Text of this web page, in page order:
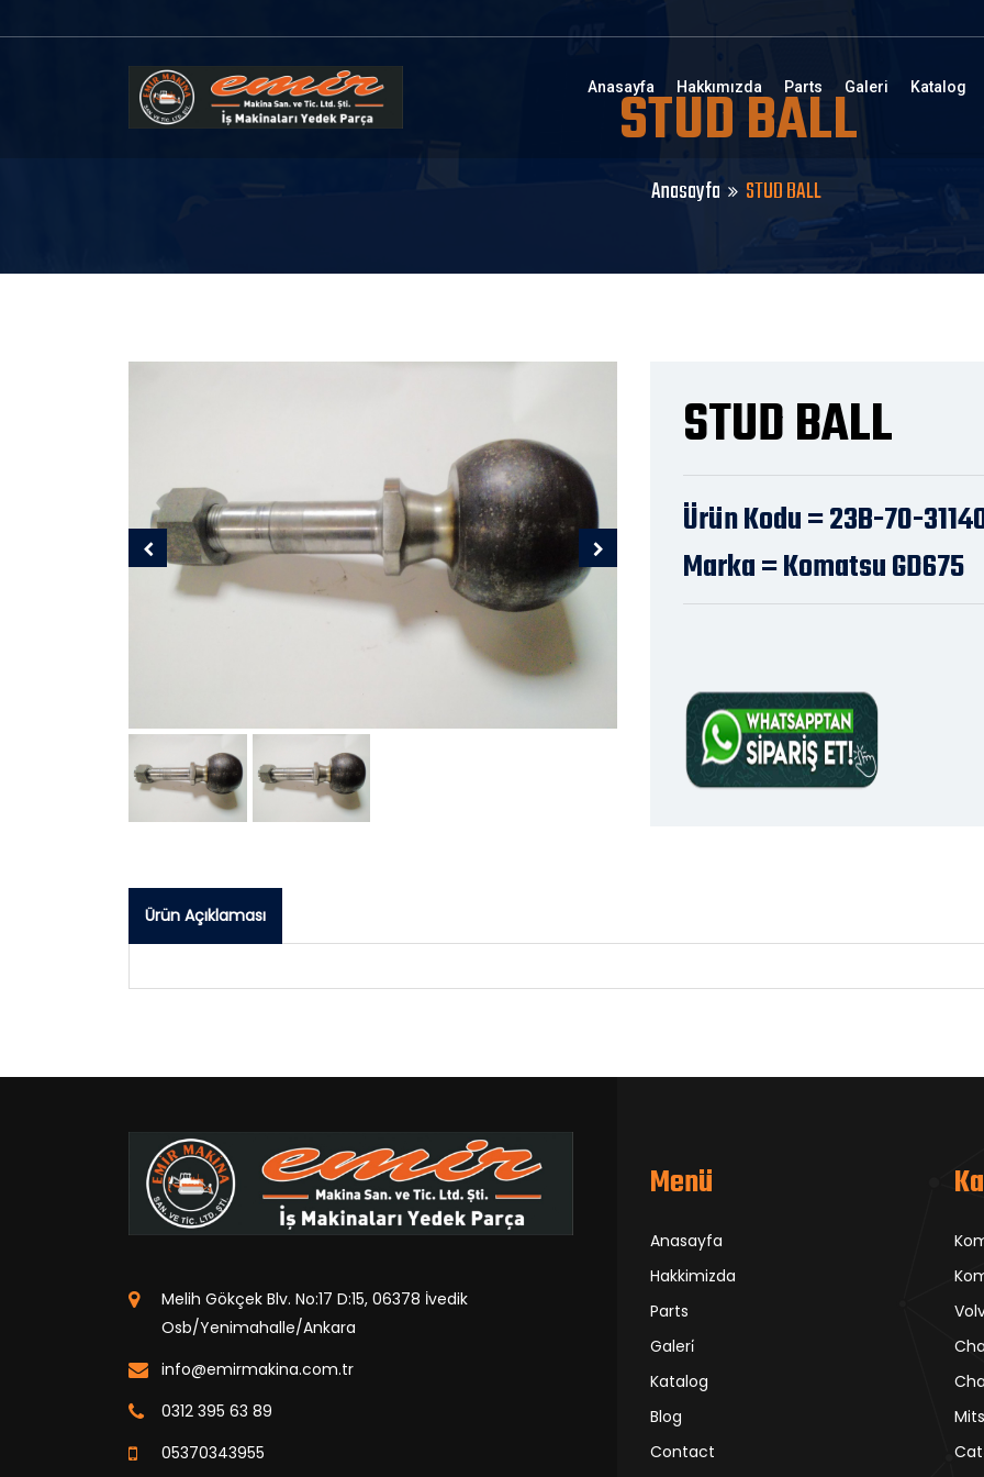
Anasayfa Hakkımızda Parts Galeri Katalog
STUD BALL
Anasayfa STUD BALL
STUD BALL
Ürün Kodu = 23B-70-
Marka = Komatsu GD675
Ürün Açıklaması
Melih Gökçek Blv. No:17 D:15, 06378 İvedik
Osb/Yenimahalle/Ankara
info@emirmakina.com.tr
0312 395 63 89
05370343955
Menü
Anasayfa
Hakkimizda
Parts
Galeri̇
Katalog
Blog
Contact